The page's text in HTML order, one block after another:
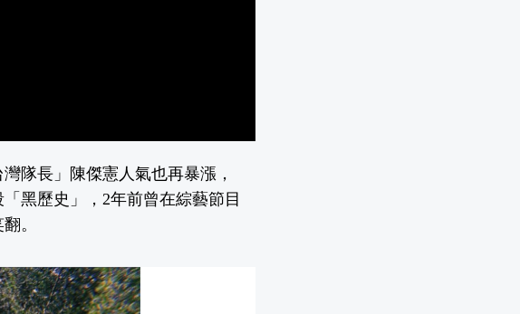
隊長」陳傑憲人氣也再暴漲，
黑歷史」，2年前曾在綜藝節目
。